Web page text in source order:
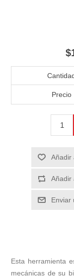
Precio
Añadir
Añadir
Enviar
Esta herramienta
mecánicas de su